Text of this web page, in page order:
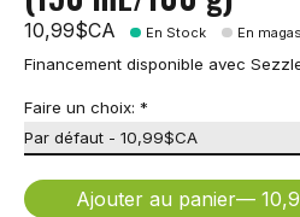
10,99$CA En Stock En
Financement disponible avec
Faire un choix: *
Ajouter au panier —